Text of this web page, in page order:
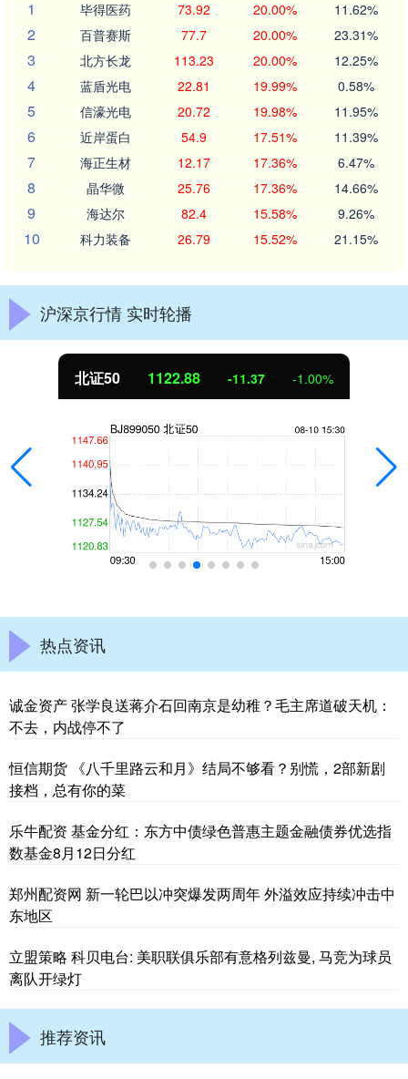
1
毕得医药 73.92 20.00% 11.62%
2 百普赛斯 77.7 20.00% 23.31%
3 北方长龙 113.23 20.00% 12.25%
4 蓝盾光电 22.81 19.99% 0.58%
5 信濠光电 20.72 19.98% 11.95%
6 近岸蛋白 54.9 17.51% 11.39%
7 海正生材 12.17 17.36% 6.47%
8 晶华微 25.76 17.36% 14.66%
9 海达尔 82.4 15.58% 9.26%
10 科力装备 26.79 15.52% 21.15%
沪深京行情 实时轮播
北证50 1122.88 -11.37 -1.00%
热点资讯
诚金资产 张学良送蒋介石回南京是幼稚？毛主席道破天机：
不去，内战停不了
恒信期货 《八千里路云和月》结局不够看？别慌，2部新剧
接档，总有你的菜
乐牛配资 基金分红：东方中债绿色普惠主题金融债券优选指
数基金8月12日分红
郑州配资网 新一轮巴以冲突爆发两周年 外溢效应持续冲击中
东地区
立盟策略 科贝电台: 美职联俱乐部有意格列兹曼, 马竞为球员
离队开绿灯
推荐资讯